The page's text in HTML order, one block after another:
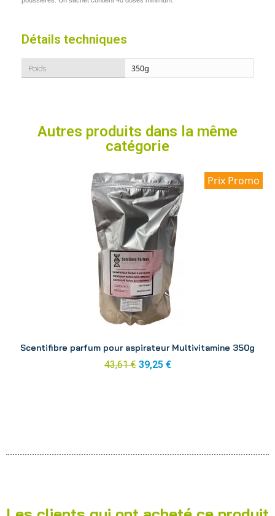
Détails techniques
Poids 350g
Autres produits dans la même
catégorie
Prix Promo
Scentifibre parfum pour aspirateur Multivitamine 350g
43,61 € 39,25 €